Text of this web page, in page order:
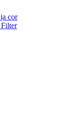
cor